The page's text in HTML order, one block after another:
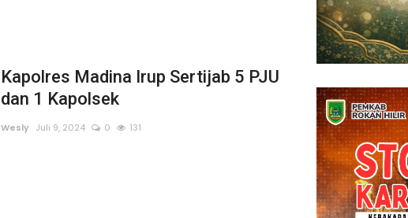
Kapolres Madina Irup Sertijab 5 PJU
dan 1 Kapolsek
Wesly Juli 9, 2024 0 131